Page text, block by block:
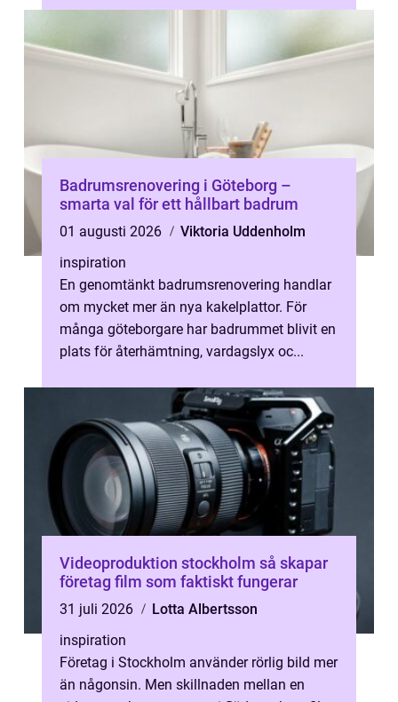
Badrumsrenovering i Göteborg –
smarta val för ett hållbart badrum
01 augusti 2026
Viktoria Uddenholm
inspiration
En genomtänkt badrumsrenovering handlar
om mycket mer än nya kakelplattor. För
många göteborgare har badrummet blivit en
plats för återhämtning, vardagslyx oc...
Videoproduktion stockholm så skapar
företag film som faktiskt fungerar
31 juli 2026
Lotta Albertsson
inspiration
Företag i Stockholm använder rörlig bild mer
än någonsin. Men skillnaden mellan en